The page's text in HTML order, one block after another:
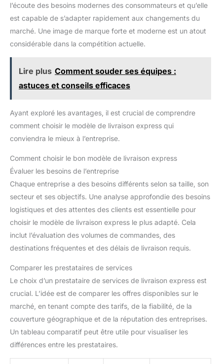
l’écoute des besoins modernes des consommateurs et qu’elle
est capable de s’adapter rapidement aux changements du
marché. Une image de marque forte et moderne est un atout
considérable dans la compétition actuelle.
Lire plus Comment souder ses équipes :
astuces et conseils efficaces
Ayant exploré les avantages, il est crucial de comprendre
comment choisir le modèle de livraison express qui
conviendra le mieux à l’entreprise.
Comment choisir le bon modèle de livraison express
Évaluer les besoins de l’entreprise
Chaque entreprise a des besoins différents selon sa taille, son
secteur et ses objectifs. Une analyse approfondie des besoins
logistiques et des attentes des clients est essentielle pour
choisir le modèle de livraison express le plus adapté. Cela
inclut l’évaluation des volumes de commandes, des
destinations fréquentes et des délais de livraison requis.
Comparer les prestataires de services
Le choix d’un prestataire de services de livraison express est
crucial. L’idée est de comparer les offres disponibles sur le
marché, en tenant compte des tarifs, de la fiabilité, de la
couverture géographique et de la réputation des entreprises.
Un tableau comparatif peut être utile pour visualiser les
différences entre les prestataires.